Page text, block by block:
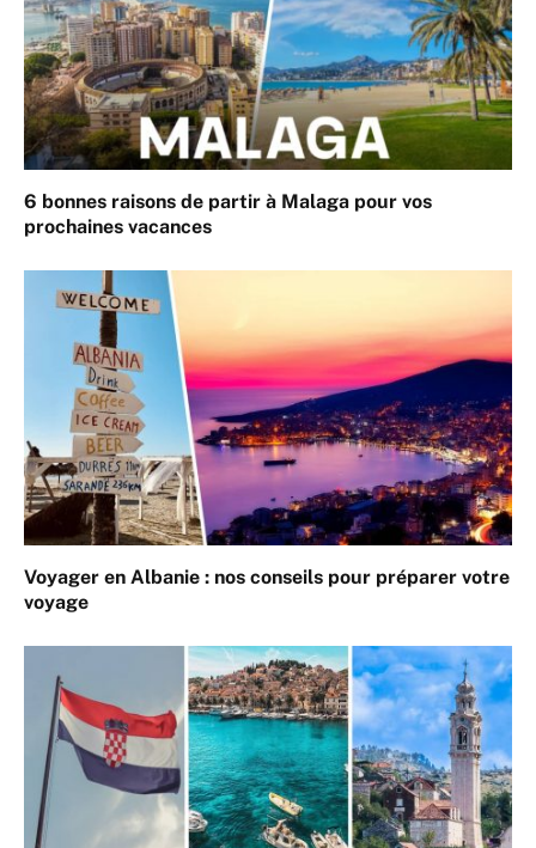
6 bonnes raisons de partir à Malaga pour vos
prochaines vacances
Voyager en Albanie : nos conseils pour préparer votre
voyage